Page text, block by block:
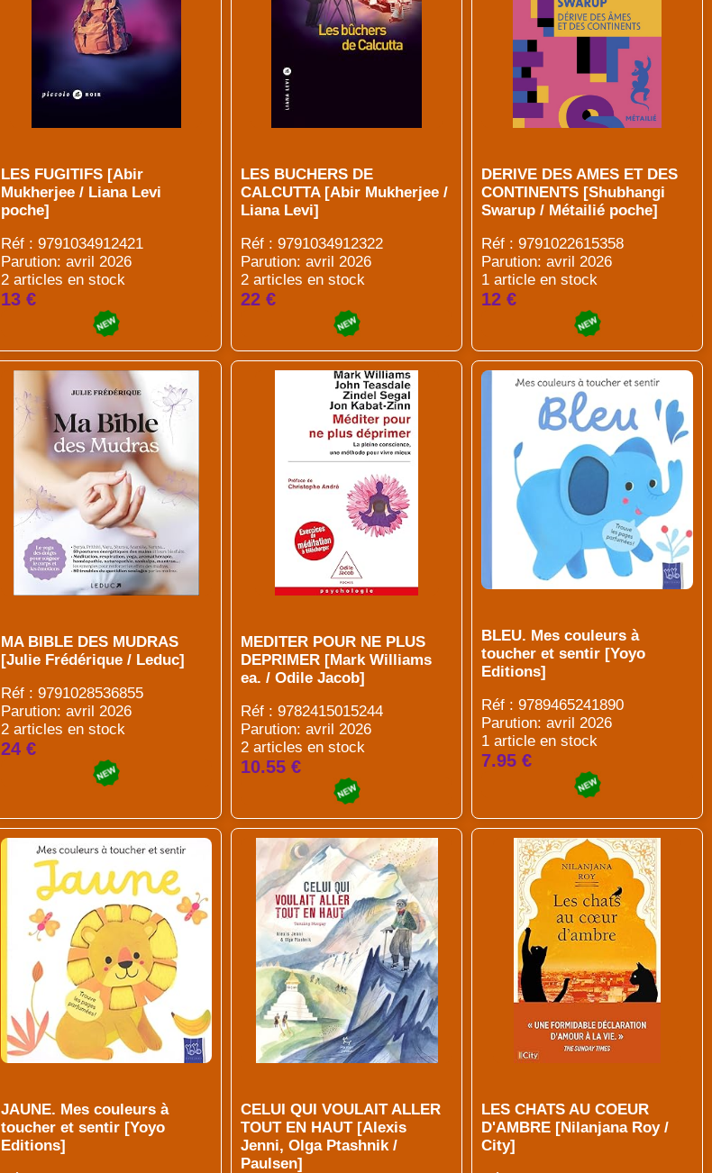
LES FUGITIFS [Abir
Mukherjee / Liana Levi
poche]
Réf : 9791034912421
Parution: avril 2026
2 articles en stock
13 €
LES BUCHERS DE
CALCUTTA [Abir Mukherjee /
Liana Levi]
Réf : 9791034912322
Parution: avril 2026
2 articles en stock
22 €
DERIVE DES AMES ET DES
CONTINENTS [Shubhangi
Swarup / Métailié poche]
Réf : 9791022615358
Parution: avril 2026
1 article en stock
12 €
MA BIBLE DES MUDRAS
[Julie Frédérique / Leduc]
Réf : 9791028536855
Parution: avril 2026
2 articles en stock
24 €
MEDITER POUR NE PLUS
DEPRIMER [Mark Williams
ea. / Odile Jacob]
Réf : 9782415015244
Parution: avril 2026
2 articles en stock
10.55 €
BLEU. Mes couleurs à
toucher et sentir [Yoyo
Editions]
Réf : 9789465241890
Parution: avril 2026
1 article en stock
7.95 €
JAUNE. Mes couleurs à
toucher et sentir [Yoyo
Editions]
CELUI QUI VOULAIT ALLER
TOUT EN HAUT [Alexis
Jenni, Olga Ptashnik /
Paulsen]
LES CHATS AU COEUR
D'AMBRE [Nilanjana Roy /
City]